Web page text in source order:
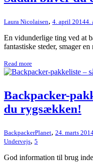
Laura Nicolaisen, 4. april 20144.
En vidunderlige ting ved at
fantastiske steder, smager en
Read more
Backpacker-
du rygsækken!
BackpackerPlanet, 24. marts
Undervejs, 5
God information til brug